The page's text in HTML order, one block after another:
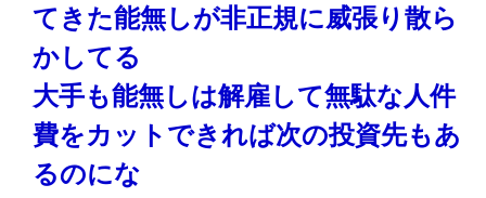
てきた能無しが非正規に威張り散ら
かしてる
大手も能無しは解雇して無駄な人件
費をカットできれば次の投資先もあ
るのにな